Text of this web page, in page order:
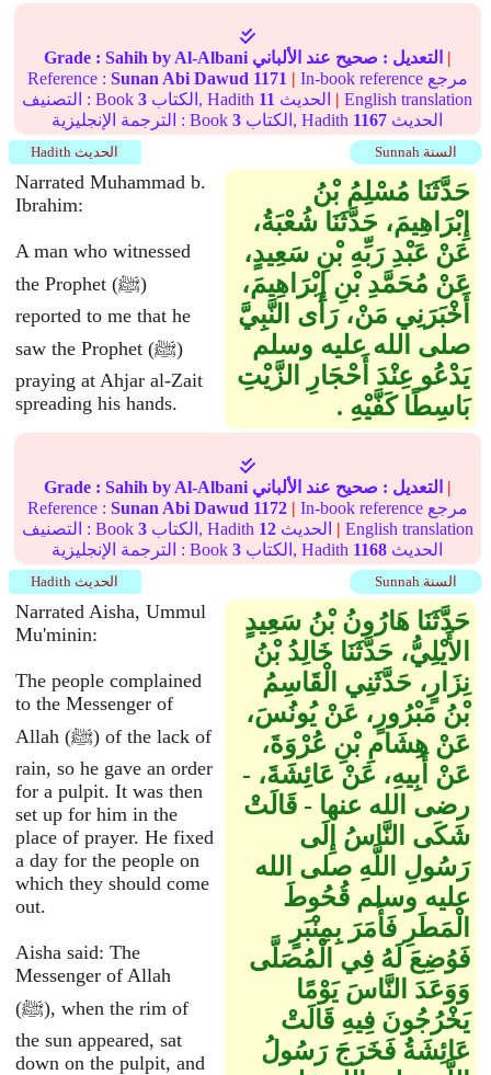
Grade : Sahih by Al-Albani التعديل : صحيح عند الألباني
|
Reference : Sunan Abi Dawud 1171 | In-book reference مرجع
التصنيف : Book3 الكتاب, Hadith 11 | English translation
الترجمة الإنجليزية : Book3 الكتاب, Hadith 1167 الحديث
Sunnah السنة Hadith الحديث
Narrated Muhammad b.
Ibrahim:
A man who witnessed
the Prophet (ﷺ)
reported to me that he
saw the Prophet (ﷺ)
praying at Ahjar al-Zait
spreading his hands.
حَدَّثَنَا مُسْلِمُ بْنُ
إِبْرَاهِيمَ، حَدَّثَنَا شُعْبَةُ،
عَنْ عَبْدِ رَبِّهِ بْنِ سَعِيدٍ،
عَنْ مُحَمَّدِ بْنِ إِبْرَاهِيمَ،
أَخْبَرَنِي مَنْ، رَأَى النَّبِيَّ
صلى الله عليه وسلم
يَدْعُو عِنْدَ أَحْجَارِ الزَّيْتِ
بَاسِطًا كَفَّيْهِ ‏.‏
Grade : Sahih by Al-Albani التعديل : صحيح عند الألباني
|
Reference : Sunan Abi Dawud 1172 | In-book reference مرجع
التصنيف : Book 3 الكتاب, Hadith 12 | English translation
الترجمة الإنجليزية : Book3 الكتاب, Hadith 1168 الحديث
Sunnah السنة Hadith الحديث
Narrated Aisha, Ummul
Mu'minin:
The people complained
to the Messenger of
Allah (ﷺ) of the lack of
rain, so he gave an order
for a pulpit. It was then
set up for him in the
place of prayer. He fixed
a day for the people on
which they should come
out.
Aisha said: The
Messenger of Allah
(ﷺ), when the rim of
the sun appeared, sat
down on the pulpit, and
حَدَّثَنَا هَارُونُ بْنُ سَعِيدٍ
الأَيْلِيُّ، حَدَّثَنَا خَالِدُ بْنُ
نِزَارٍ، حَدَّثَنِي الْقَاسِمُ
بْنُ مَبْرُورٍ، عَنْ يُونُسَ،
عَنْ هِشَامِ بْنِ عُرْوَةَ،
عَنْ أَبِيهِ، عَنْ عَائِشَةَ، -
رضى الله عنها - قَالَتْ
شَكَى النَّاسُ إِلَى
رَسُولِ اللَّهِ صلى الله
عليه وسلم قُحُوطَ
الْمَطَرِ فَأَمَرَ بِمِنْبَرٍ
فَوُضِعَ لَهُ فِي الْمُصَلَّى
وَوَعَدَ النَّاسَ يَوْمًا
يَخْرُجُونَ فِيهِ قَالَتْ
عَائِشَةُ فَخَرَجَ رَسُولُ